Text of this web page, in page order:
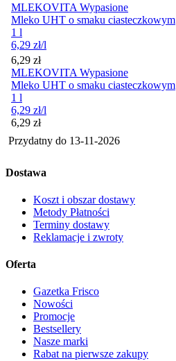
MLEKOVITA Wypasione
Mleko UHT o smaku ciasteczkowym
1 l
6,29 zł/l
Cena
6,29 zł
MLEKOVITA Wypasione
Mleko UHT o smaku ciasteczkowym
1 l
6,29 zł/l
Cena
6,29 zł
Przydatny do 13-11-2026
Dostawa
Koszt i obszar dostawy
Metody Płatności
Terminy dostawy
Reklamacje i zwroty
Oferta
Gazetka Frisco
Nowości
Promocje
Bestsellery
Nasze marki
Rabat na pierwsze zakupy